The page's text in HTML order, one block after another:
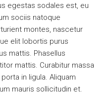
egestas sodales est, eu
sociis natoque
montes, nascetur
elit lobortis purus
mattis. Phasellus
mattis. Curabitur massa
in ligula. Aliquam
mauris sollicitudin et.